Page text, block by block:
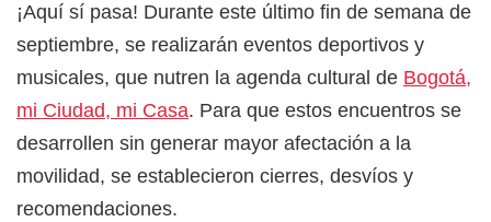
¡Aquí sí pasa! Durante este último fin de semana de
septiembre, se realizarán eventos deportivos y
musicales, que nutren la agenda cultural de Bogotá,
mi Ciudad, mi Casa. Para que estos encuentros se
desarrollen sin generar mayor afectación a la
movilidad, se establecieron cierres, desvíos y
recomendaciones.